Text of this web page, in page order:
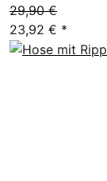
29,90 €
23,92 € *